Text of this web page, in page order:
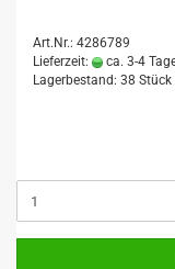
Art.Nr.: 4286789
Lieferzeit:
ca. 3-4
Lagerbestand: 38 Stück